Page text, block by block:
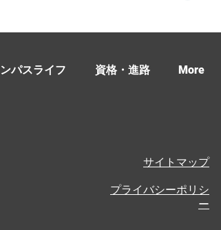
パスライフ 資格・進路 More
サイトマップ
プライバシーポリシ
ー